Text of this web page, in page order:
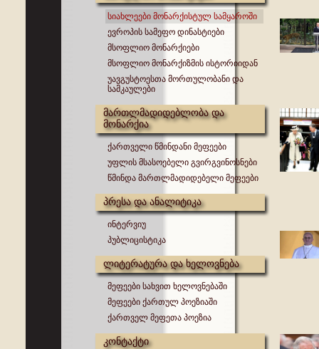
სიახლეები მონარქისტულ სამყაროში
ევროპის სამეფო დინასტიები
მსოფლიო მონარქიები
მსოფლიო მონარქიზმის ისტორიიდან
უავგუსტოესთა მორთულობანი და
სამკაულები
მართლმადიდებლობა და
მონარქია
ქართველი წმინდანი მეფეები
უფლის მსასოებელი გვირგვინოსნები
წმინდა მართლმადიდებელი მეფეები
პრესა და ანალიტიკა
ინტერვიუ
პუბლიცისტიკა
ლიტერატურა და ხელოვნება
მეფეები სახვით ხელოვნებაში
მეფეები ქართულ პოეზიაში
ქართველ მეფეთა პოეზია
კონტაქტი